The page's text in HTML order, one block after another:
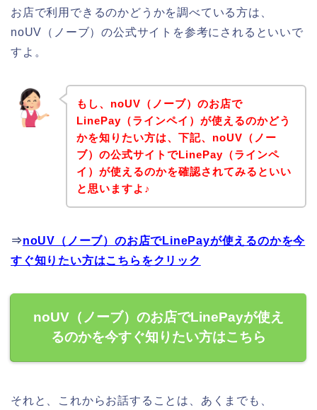
お店で利用できるのかどうかを調べている方は、
noUV（ノーブ）の公式サイトを参考にされるといいで
すよ。
もし、noUV（ノーブ）のお店で
LinePay（ラインペイ）が使えるのかどう
かを知りたい方は、下記、noUV（ノー
ブ）の公式サイトでLinePay（ラインペ
イ）が使えるのかを確認されてみるといい
と思いますよ♪
⇒noUV（ノーブ）のお店でLinePayが使えるのかを今
すぐ知りたい方はこちらをクリック
noUV（ノーブ）のお店でLinePayが使え
るのかを今すぐ知りたい方はこちら
それと、これからお話することは、あくまでも、